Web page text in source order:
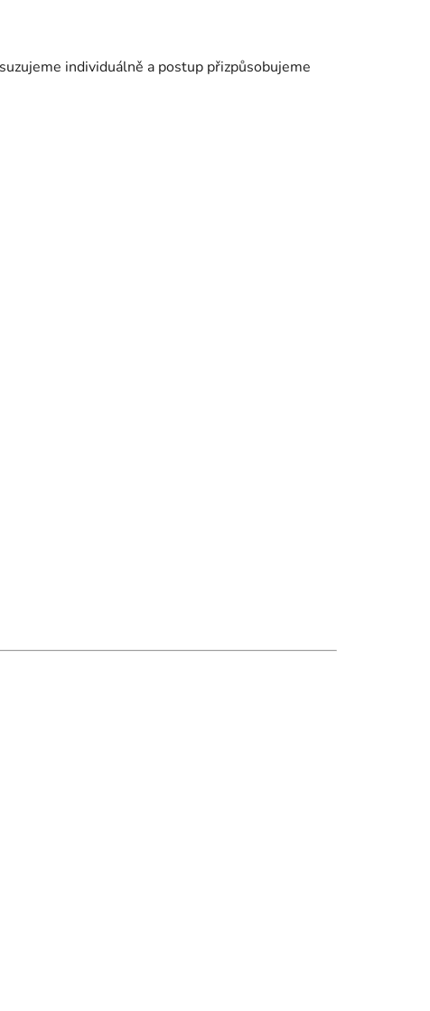
individuálně a postup přizpůsobujeme